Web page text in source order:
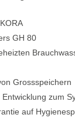
GH 80
Grossspeichern
zum
auf